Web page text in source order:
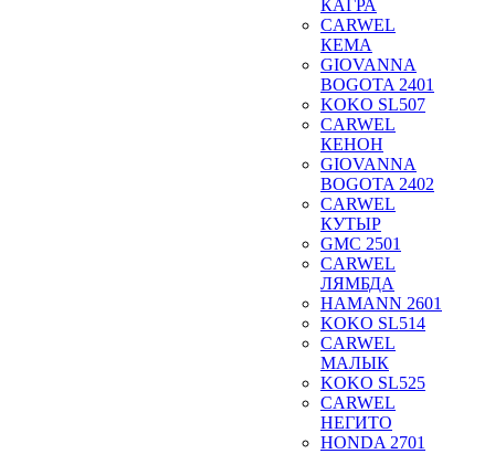
КАГРА
CARWEL
КЕМА
GIOVANNA
BOGOTA 2401
KOKO SL507
CARWEL
КЕНОН
GIOVANNA
BOGOTA 2402
CARWEL
КУТЫР
GMC 2501
CARWEL
ЛЯМБДА
HAMANN 2601
KOKO SL514
CARWEL
МАЛЫК
KOKO SL525
CARWEL
НЕГИТО
HONDA 2701